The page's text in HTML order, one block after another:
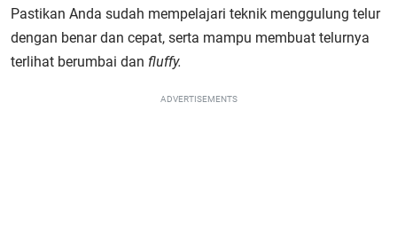
Pastikan Anda sudah mempelajari teknik menggulung telur
dengan benar dan cepat, serta mampu membuat telurnya
terlihat berumbai dan fluffy.
ADVERTISEMENTS